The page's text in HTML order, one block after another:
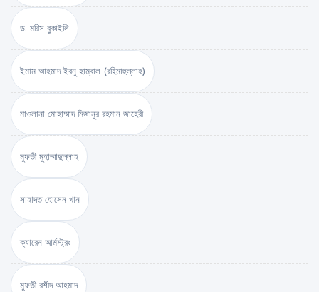
ড. মরিস বুকাইলি
ইমাম আহমাদ ইবনু হাম্বাল (রহিমাহুল্লাহ)
মাওলানা মোহাম্মাদ মিজানুর রহমান জাহেরী
মুফতী মুহাম্মাদুল্লাহ
সাহাদত হোসেন খান
ক্যারেন আর্মস্ট্রং
মুফতী রশীদ আহমাদ